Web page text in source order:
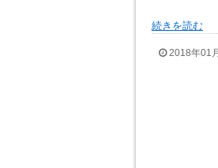
続きを読む
2018年01